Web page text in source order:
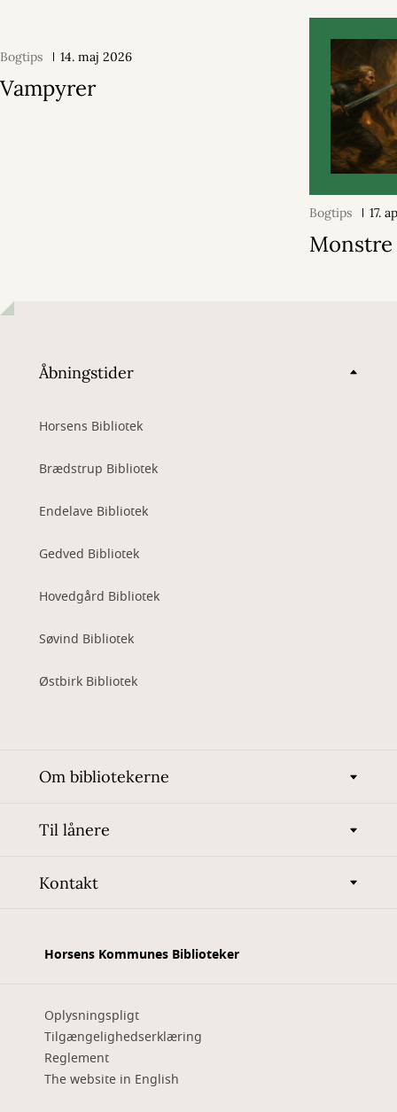
Bogtips 14. maj 2026
Vampyrer
Bogtips 17.
Monstre
Åbningstider
Horsens Bibliotek
Brædstrup Bibliotek
Endelave Bibliotek
Gedved Bibliotek
Hovedgård Bibliotek
Søvind Bibliotek
Østbirk Bibliotek
Om bibliotekerne
Til lånere
Kontakt
Horsens Kommunes Biblioteker
Oplysningspligt
Tilgængelighedserklæring
Reglement
The website in English